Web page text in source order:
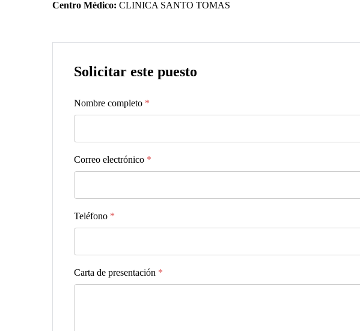
Centro Médico: CLINICA SANTO TOMAS
Solicitar este puesto
Nombre completo *
Correo electrónico *
Teléfono *
Carta de presentación *